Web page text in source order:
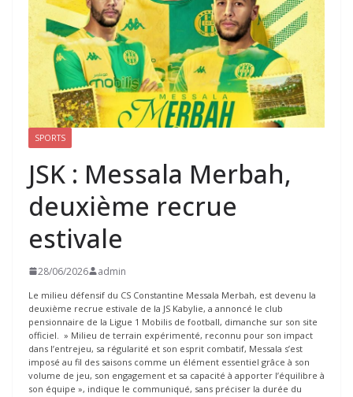
SPORTS
JSK : Messala Merbah,
deuxième recrue
estivale
28/06/2026 admin
Le milieu défensif du CS Constantine Messala Merbah, est devenu la
deuxième recrue estivale de la JS Kabylie, a annoncé le club
pensionnaire de la Ligue 1 Mobilis de football, dimanche sur son site
officiel. » Milieu de terrain expérimenté, reconnu pour son impact
dans l’entrejeu, sa régularité et son esprit combatif, Messala s’est
imposé au fil des saisons comme un élément essentiel grâce à son
volume de jeu, son engagement et sa capacité à apporter l’équilibre à
son équipe », indique le communiqué, sans préciser la durée du